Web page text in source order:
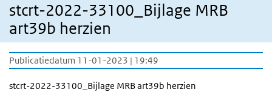
stcrt-2022-33100_Bijlage MRB
art39b herzien
Publicatiedatum 11-01-2023 | 19:49
stcrt-2022-33100_Bijlage MRB art39b herzien